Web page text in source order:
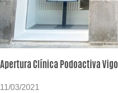
Apertura Clínica Podoactiva Vigo
11/03/2021